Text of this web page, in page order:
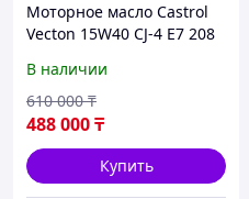
Моторное масло Castrol
Vecton 15W40 CJ-4 E7 208
В наличии
488 000₸
610 000 ₸
Купить